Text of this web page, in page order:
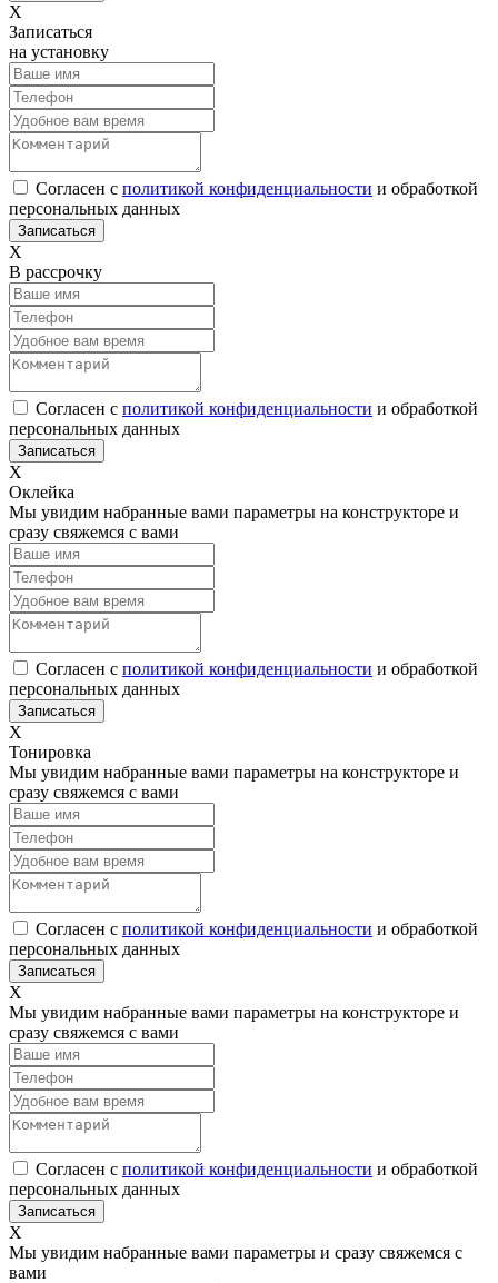
Х
Записаться
на установку
Согласен с политикой конфиденциальности и обработкой
персональных данных
Х
В рассрочку
Согласен с политикой конфиденциальности и обработкой
персональных данных
Х
Оклейка
Мы увидим набранные вами параметры на конструкторе и
сразу свяжемся с вами
Согласен с политикой конфиденциальности и обработкой
персональных данных
Х
Тонировка
Мы увидим набранные вами параметры на конструкторе и
сразу свяжемся с вами
Согласен с политикой конфиденциальности и обработкой
персональных данных
Х
Мы увидим набранные вами параметры на конструкторе и
сразу свяжемся с вами
Согласен с политикой конфиденциальности и обработкой
персональных данных
Х
Мы увидим набранные вами параметры и сразу свяжемся с
вами